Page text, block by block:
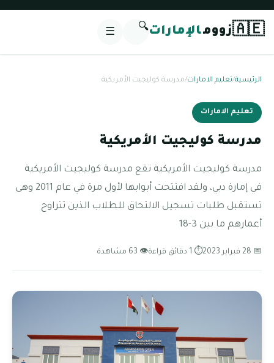
🇦🇪زوومالإمارات🔍
☰
الرئيسية/تعليم الامارات/مدرسة كوليجيت الأمريكية
تعليم الامارات
مدرسة كوليجيت الأمريكية
مدرسة كوليجيت الأمريكية تقع مدرسة كوليجيت الأمريكية
في إمارة دبي، ولقد افتتحت أبوابها لأول مرة في عام 2011 وهى
تستقبل طلبات تسجيل الالتحاق للطلاب الذين تتراوح
أعمارهم ما بين 3-18
📅 28 فبراير 2023 ⏱ 1 دقائق قراءة 👁 63 مشاهدة